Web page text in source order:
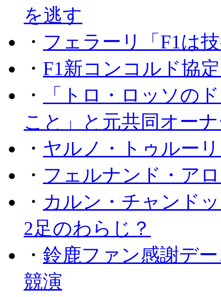
を逃す
・ フェラーリ「F1は
・ F1新コンコルド協
・
「トロ・ロッソの
こと」と元共同オー
・ ヤルノ・トゥルー
・ フェルナンド・ア
・ カルン・チャンド
2足のわらじ？
・ 鈴鹿ファン感謝デ
競演